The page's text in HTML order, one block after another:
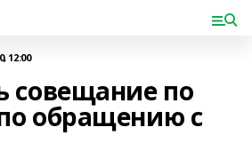
12:00
совещание по
обращению с